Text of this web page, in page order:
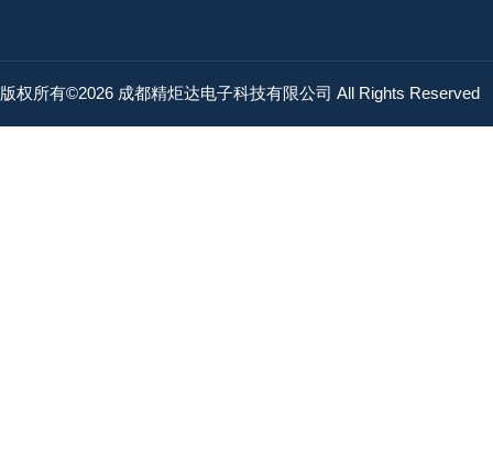
版权所有©2026 成都精炬达电子科技有限公司 All Rights Reserved